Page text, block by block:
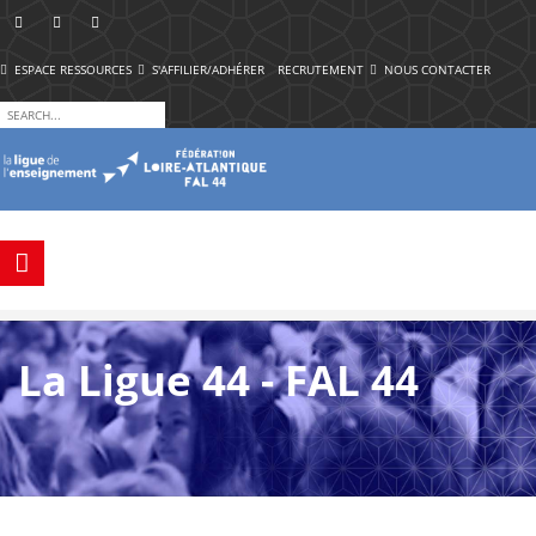
ESPACE RESSOURCES S'AFFILIER/ADHÉRER RECRUTEMENT NOUS CONTACTER
La Ligue 44 - FAL 44